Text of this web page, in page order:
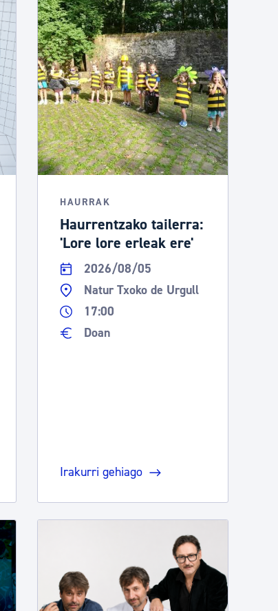
HAURRAK
Haurrentzako tailerra:
'Lore lore erleak ere'
2026/08/05
Natur Txoko de Urgull
17:00
Doan
Irakurri gehiago